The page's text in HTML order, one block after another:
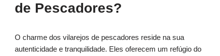
de Pescadores?
O charme dos vilarejos de pescadores reside na sua
autenticidade e tranquilidade. Eles oferecem um refúgio do